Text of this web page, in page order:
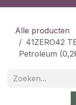
Alle producten
41ZERO42
Petroleum